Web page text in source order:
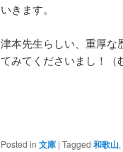
いきます。
津本先生らしい、重厚な
てみてくださいまし！（
Posted in 文庫 | Tagged 和歌山,